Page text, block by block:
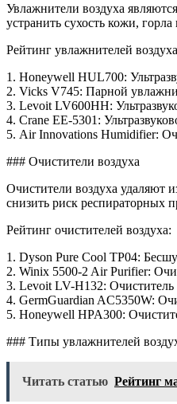
Увлажнители воздуха
устранить сухость кожи,
Рейтинг увлажнителей
1. Honeywell HUL700:
2. Vicks V745: Парной
3. Levoit LV600HH:
4. Crane EE-5301:
5. Air Innovations Humidifier:
### Очистители воздуха
Очистители воздуха удаляют
снизить риск респираторных
Рейтинг очистителей воздуха:
1. Dyson Pure Cool TP04:
2. Winix 5500-2 Air Purifier:
3. Levoit LV-H132: Очиститель
4. GermGuardian AC5350W:
5. Honeywell HPA300:
### Типы увлажнителей
Читать статью Рейтинг